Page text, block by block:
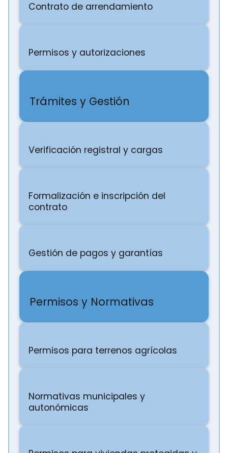
Contrato de arrendamiento
Permisos y autorizaciones
Trámites y Gestión
Verificación registral y cargas
Formalización e inscripción del
contrato
Gestión de pagos y garantías
Permisos y Normativas
Permisos para terrenos agrícolas
Normativas municipales y
autonómicas